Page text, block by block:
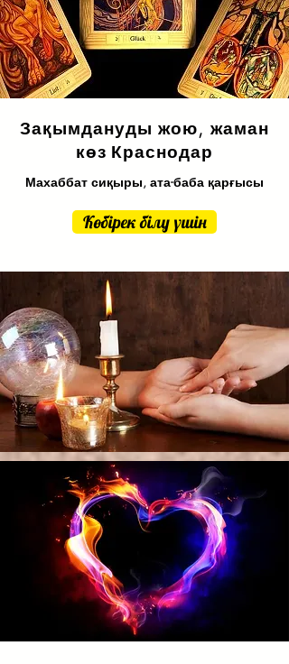
Зақымдануды жою, жаман
көз Краснодар
Махаббат сиқыры, ата-баба қарғысы
Көбірек білу үшін